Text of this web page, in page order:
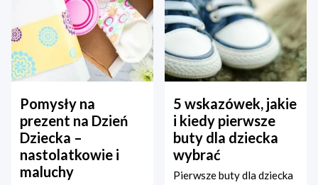
Pomysły na
prezent na Dzień
Dziecka –
nastolatkowie i
maluchy
5 wskazówek, jakie
i kiedy pierwsze
buty dla dziecka
wybrać
Pierwsze buty dla dziecka